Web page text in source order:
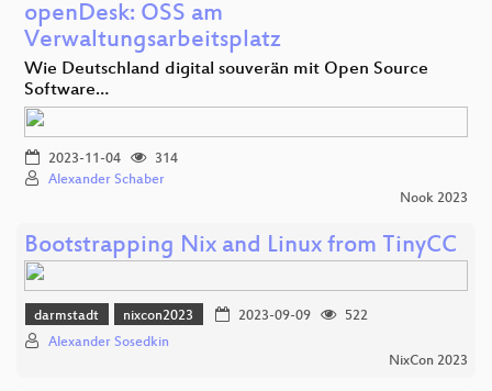
openDesk: OSS am
Verwaltungsarbeitsplatz
Wie Deutschland digital souverän mit Open Source
Software…
2023-11-04
314
Alexander Schaber
Nook 2023
Bootstrapping Nix and Linux from TinyCC
darmstadt nixcon2023 2023-09-09
522
Alexander Sosedkin
NixCon 2023